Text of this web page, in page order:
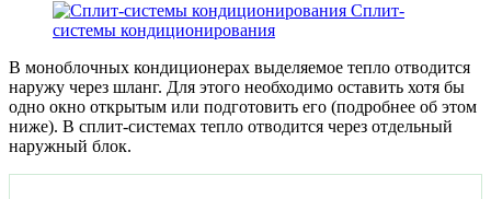
Сплит-
системы кондиционирования
В моноблочных кондиционерах выделяемое тепло отводится
наружу через шланг. Для этого необходимо оставить хотя бы
одно окно открытым или подготовить его (подробнее об этом
ниже). В сплит-системах тепло отводится через отдельный
наружный блок.